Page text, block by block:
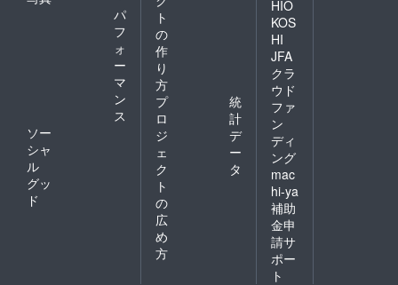
パ
フ
ォ
ー
マ
ン
ス
ソー
シャ
ル
グッ
ド
ト
の
作
り
方
プ
ロ
ジ
ェ
ク
ト
の
広
め
方
統
計
デ
ー
タ
HIO
KOS
HI
JFA
クラ
ウド
ファ
ン
ディ
ング
mac
hi-ya
補助
金申
請サ
ポー
ト